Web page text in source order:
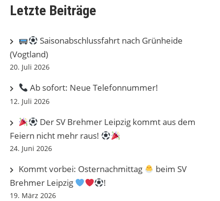
Letzte Beiträge
Saisonabschlussfahrt nach Grünheide
(Vogtland)
20. Juli 2026
Ab sofort: Neue Telefonnummer!
12. Juli 2026
Der SV Brehmer Leipzig kommt aus dem
Feiern nicht mehr raus!
24. Juni 2026
Kommt vorbei: Osternachmittag
beim SV
Brehmer Leipzig
!
19. März 2026